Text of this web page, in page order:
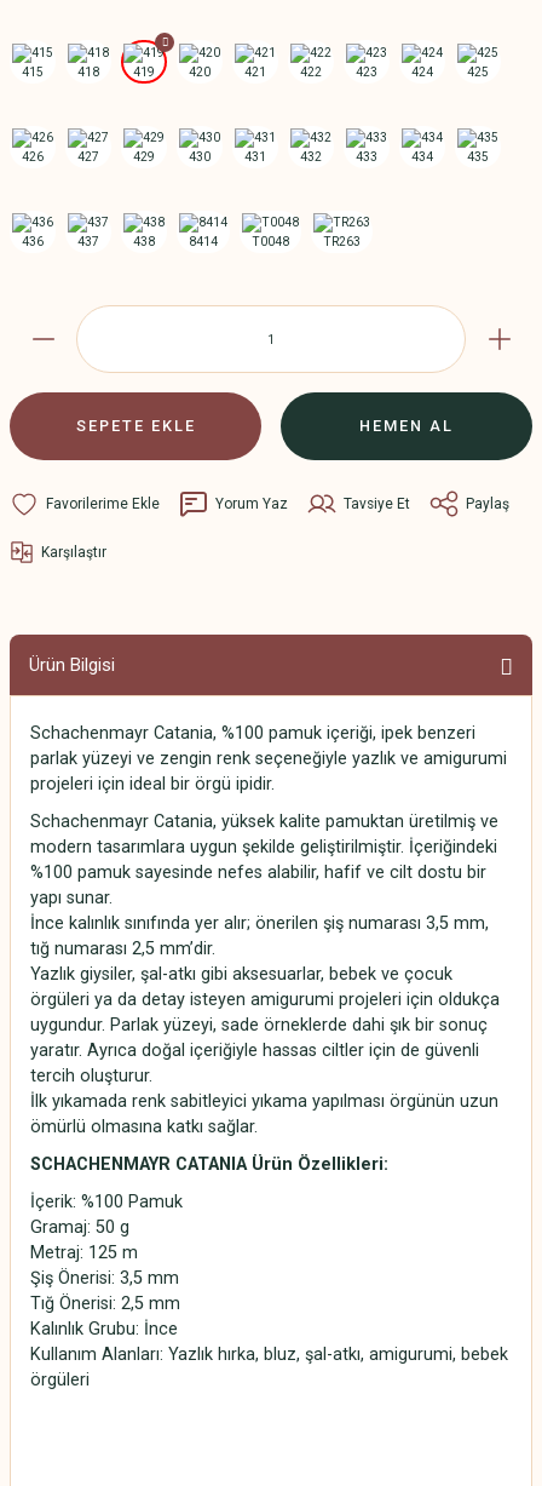
SEPETE EKLE HEMEN AL
Yorum Yaz Tavsiye Et Paylaş
Karşılaştır
Ürün Bilgisi
Schachenmayr Catania, %100 pamuk içeriği, ipek benzeri
parlak yüzeyi ve zengin renk seçeneğiyle yazlık ve amigurumi
projeleri için ideal bir örgü ipidir.
Schachenmayr Catania, yüksek kalite pamuktan üretilmiş ve
modern tasarımlara uygun şekilde geliştirilmiştir. İçeriğindeki
%100 pamuk sayesinde nefes alabilir, hafif ve cilt dostu bir
yapı sunar.
İnce kalınlık sınıfında yer alır; önerilen şiş numarası 3,5 mm,
tığ numarası 2,5 mm’dir.
Yazlık giysiler, şal-atkı gibi aksesuarlar, bebek ve çocuk
örgüleri ya da detay isteyen amigurumi projeleri için oldukça
uygundur. Parlak yüzeyi, sade örneklerde dahi şık bir sonuç
yaratır. Ayrıca doğal içeriğiyle hassas ciltler için de güvenli
tercih oluşturur.
İlk yıkamada renk sabitleyici yıkama yapılması örgünün uzun
ömürlü olmasına katkı sağlar.
SCHACHENMAYR CATANIA Ürün Özellikleri:
İçerik: %100 Pamuk
Gramaj: 50 g
Metraj: 125 m
Şiş Önerisi: 3,5 mm
Tığ Önerisi: 2,5 mm
Kalınlık Grubu: İnce
Kullanım Alanları: Yazlık hırka, bluz, şal-atkı, amigurumi, bebek
örgüleri